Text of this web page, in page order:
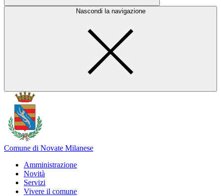
Nascondi la navigazione
Comune di Novate Milanese
Amministrazione
Novità
Servizi
Vivere il comune